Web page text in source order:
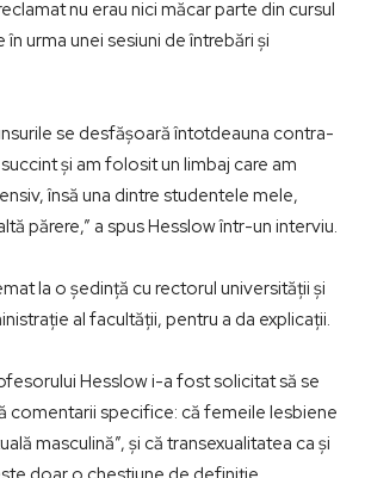
nu erau nici măcar parte din cursul
urma unei sesiuni de întrebări şi
se desfăşoară întotdeauna contra-
şi am folosit un limbaj care am
însă una dintre studentele mele,
părere,” a spus Hesslow într-un interviu.
la o şedinţă cu rectorul universităţii şi
al facultăţii, pentru a da explicaţii.
Hesslow i-a fost solicitat să se
comentarii specifice: că femeile lesbiene
masculină”, şi că transexualitatea ca şi